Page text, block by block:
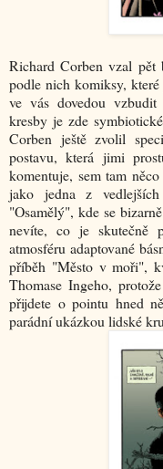
Richard Corben vzal
podle nich komiksy,
ve vás dovedou
kresby je zde
Corben ještě zvolil
postavu, která jimi
komentuje, sem tam
jako jedna z
"Osamělý", kde se
nevíte, co je skutečně
atmosféru adaptované
příběh "Město v moři",
Thomase Ingeho,
přijdete o pointu hned
parádní ukázkou lidské